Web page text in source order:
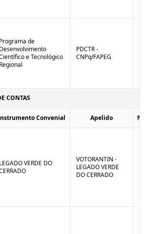
Programa de
Desenvolvimento
e Tecnológico
Regional
PDCTR -
CNPq/FAPEG
CONTAS
Convenial Apelido
LEGADO VERDE DO
VOTORANTIN -
LEGADO VERDE
DO CERRADO